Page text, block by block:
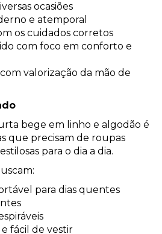
ocasiões
e atemporal
os cuidados corretos
com foco em conforto e
valorização da mão de
bege em linho e algodão é
que precisam de roupas
para o dia a dia.
para dias quentes
fácil de vestir